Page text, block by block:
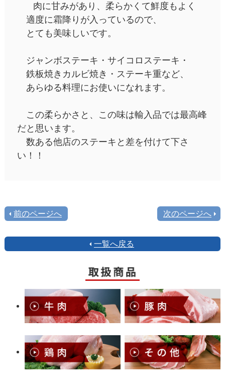
肉に甘みがあり、柔らかくて鮮度もよく
適度に霜降りが入っているので、
とても美味しいです。
ジャンボステーキ・サイコロステーキ・
鉄板焼きカルビ焼き・ステーキ重など、
あらゆる料理にお使いになれます。
この柔らかさと、この味は輸入品では最高峰
だと思います。
数ある他店のステーキと差を付けて下さ
い！！
前のページへ 次のページへ
一覧へ戻る